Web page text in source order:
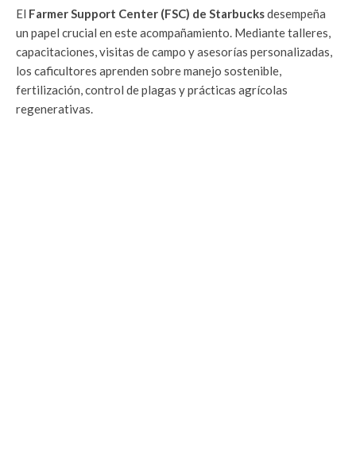
El Farmer Support Center (FSC) de Starbucksdesempeña
un papel crucial en este acompañamiento. Mediante talleres,
capacitaciones, visitas de campo y asesorías personalizadas,
los caficultores aprenden sobre manejo sostenible,
fertilización, control de plagas y prácticas agrícolas
regenerativas.